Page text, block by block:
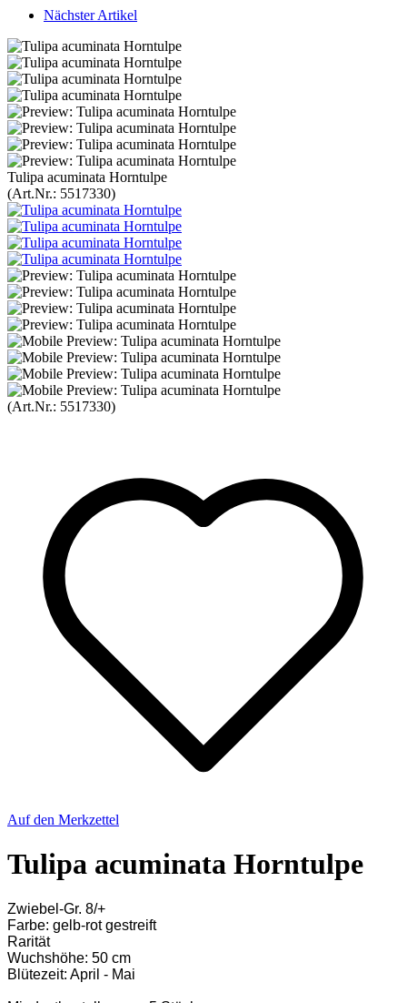
Nächster Artikel
Tulipa acuminata Horntulpe
(Art.Nr.: 5517330)
(Art.Nr.: 5517330)
Auf den Merkzettel
Tulipa acuminata Horntulpe
Zwiebel-Gr. 8/+
Farbe: gelb-rot gestreift
Rarität
Wuchshöhe: 50 cm
Blütezeit: April - Mai